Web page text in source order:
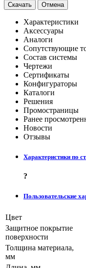
Скачать Отмена
Характеристики
Аксессуары
Аналоги
Сопутствующие
Состав системы
Чертежи
Сертификаты
Конфигураторы
Каталоги
Решения
Промостраницы
Ранее
Новости
Отзывы
Характеристики по
?
Пользовательские
Цвет
Защитное покрытие
поверхности
Толщина материала,
мм